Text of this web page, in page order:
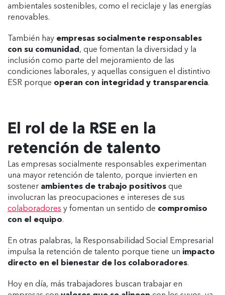
ambientales sostenibles, como el reciclaje y las energías
renovables.
También hay empresas socialmente responsables
con su comunidad , que fomentan la diversidad y la
inclusión como parte del mejoramiento de las
condiciones laborales, y aquellas consiguen el distintivo
ESR porque operan con integridad y transparencia.
El rol de la RSE en la
retención de talento
Las empresas socialmente responsables experimentan
una mayor retención de talento, porque invierten en
sostener ambientes de trabajo positivos que
involucran las preocupaciones e intereses de sus
colaboradores y fomentan un sentido de compromiso
con el equipo.
En otras palabras, la Responsabilidad Social Empresarial
impulsa la retención de talento porque tiene un impacto
directo en el bienestar de los colaboradores.
Hoy en día, más trabajadores buscan trabajar en